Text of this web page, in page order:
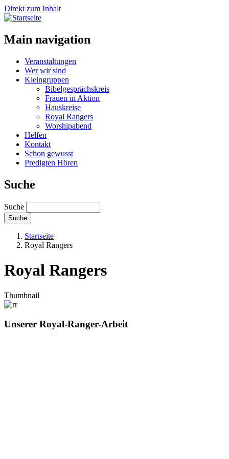
Direkt zum Inhalt
Main navigation
Veranstaltungen
Wer wir sind
Kleingruppen
Bibelgesprächskreis
Frauen in Aktion
Hauskreise
Royal Rangers
Worshipabend
Helfen
Kontakt
Schon gewusst
Predigten Hören
Suche
Suche
Startseite
Royal Rangers
Royal Rangers
Thumbnail
Unserer Royal-Ranger-Arbeit